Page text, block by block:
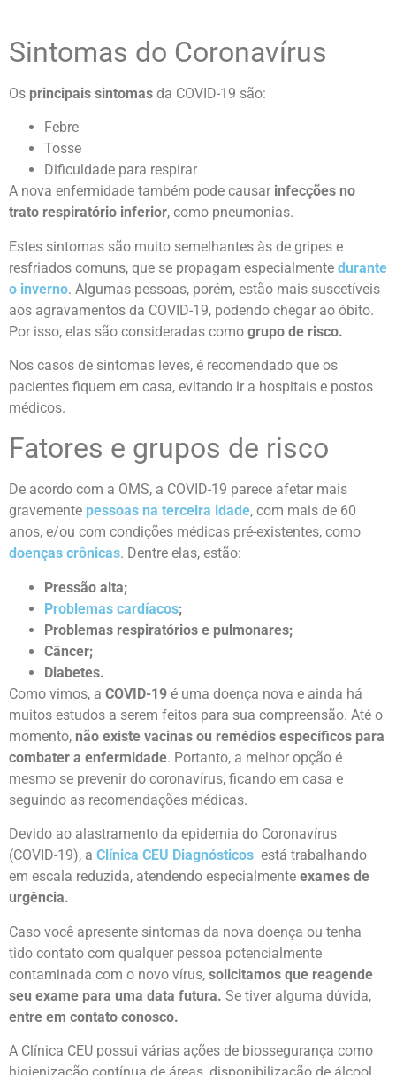
Sintomas do Coronavírus
Os principais sintomas da COVID-19 são:
Febre
Tosse
Dificuldade para respirar
A nova enfermidade também pode causar infecções no
trato respiratório inferior, como pneumonias.
Estes sintomas são muito semelhantes às de gripes e
resfriados comuns, que se propagam especialmente durante
o inverno. Algumas pessoas, porém, estão mais suscetíveis
aos agravamentos da COVID-19, podendo chegar ao óbito.
Por isso, elas são consideradas como grupo de risco.
Nos casos de sintomas leves, é recomendado que os
pacientes fiquem em casa, evitando ir a hospitais e postos
médicos.
Fatores e grupos de risco
De acordo com a OMS, a COVID-19 parece afetar mais
gravemente pessoas na terceira idade, com mais de 60
anos, e/ou com condições médicas pré-existentes, como
doenças crônicas. Dentre elas, estão:
Pressão alta;
Problemas cardíacos;
Problemas respiratórios e pulmonares;
Câncer;
Diabetes.
Como vimos, a COVID-19 é uma doença nova e ainda há
muitos estudos a serem feitos para sua compreensão. Até o
momento, não existe vacinas ou remédios específicos para
combater a enfermidade. Portanto, a melhor opção é
mesmo se prevenir do coronavírus, ficando em casa e
seguindo as recomendações médicas.
Devido ao alastramento da epidemia do Coronavírus
(COVID-19), a Clínica CEU Diagnósticos está trabalhando
em escala reduzida, atendendo especialmente exames de
urgência.
Caso você apresente sintomas da nova doença ou tenha
tido contato com qualquer pessoa potencialmente
contaminada com o novo vírus, solicitamos que reagende
seu exame para uma data futura. Se tiver alguma dúvida,
entre em contato conosco.
A Clínica CEU possui várias ações de biossegurança como